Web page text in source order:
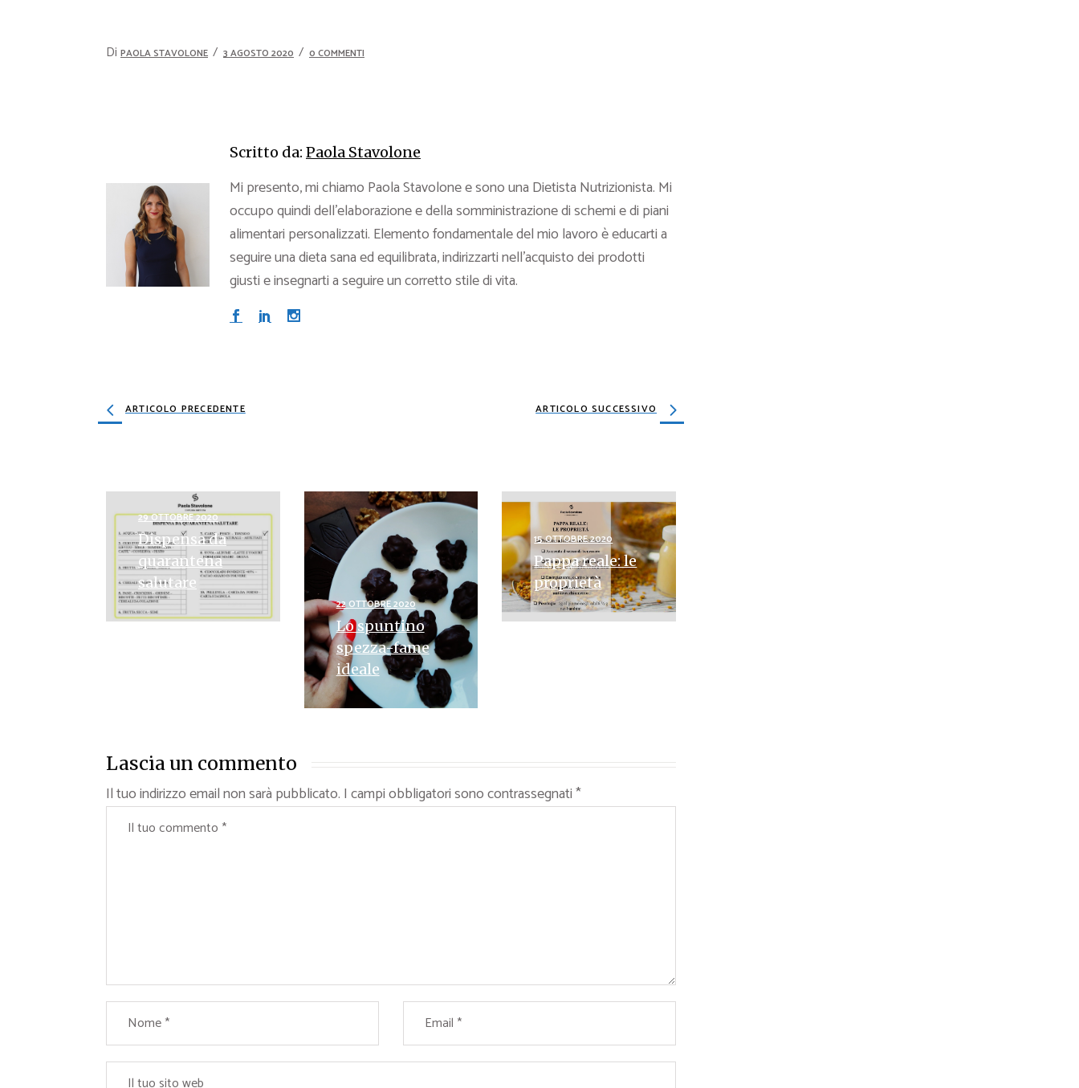
Di PAOLA STAVOLONE 3 AGOSTO 2020 0 COMMENTI
Scritto da: Paola Stavolone
Mi presento, mi chiamo Paola Stavolone e sono una Dietista Nutrizionista. Mi
occupo quindi dell’elaborazione e della somministrazione di schemi e di piani
alimentari personalizzati. Elemento fondamentale del mio lavoro è educarti a
seguire una dieta sana ed equilibrata, indirizzarti nell’acquisto dei prodotti
giusti e insegnarti a seguire un corretto stile di vita.
ARTICOLO PRECEDENTE ARTICOLO SUCCESSIVO
29 OTTOBRE 2020
Dispensa da
quarantena
salutare
22 OTTOBRE 2020
Lo spuntino
spezza-fame
ideale
15 OTTOBRE 2020
Pappa reale: le
proprietà
Lascia un commento
Il tuo indirizzo email non sarà pubblicato. I campi obbligatori sono contrassegnati*